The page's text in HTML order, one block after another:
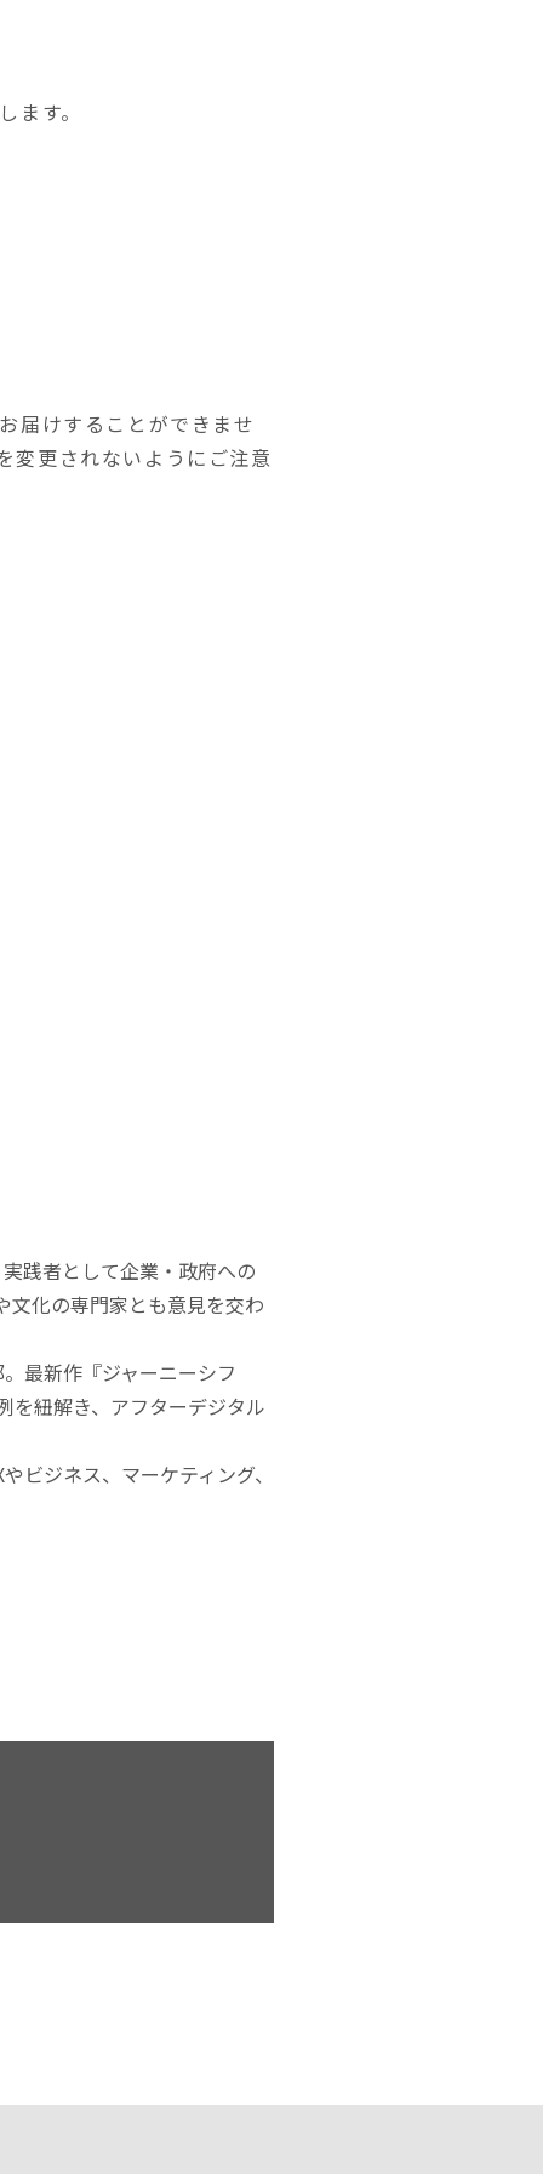
す。
届けすることができませ
変更されないようにご注意
践者として企業・政府への
文化の専門家とも意見を交わ
最新作『ジャーニーシフ
を紐解き、アフターデジタル
ジネス、マーケティング、